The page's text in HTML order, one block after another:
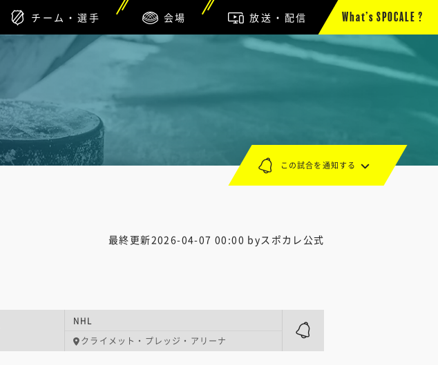
チーム・選手 会場 放送・配信 What’s SPOCALE ?
最終更新2026-04-07 00:00 byスポカレ公式
NHL
クライメット・プレッジ・アリーナ
この試合を通知する